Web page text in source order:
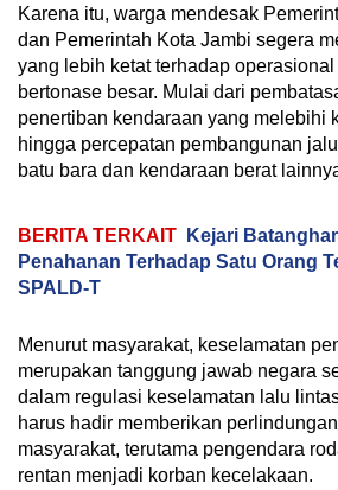
Karena itu, warga mendesak
dan Pemerintah Kota Jambi segera
yang lebih ketat terhadap
bertonase besar. Mulai dari
penertiban kendaraan yang melebihi
hingga percepatan pembangunan
batu bara dan kendaraan berat
BERITA TERKAIT
Kejari
Penahanan Terhadap Satu Orang
SPALD-T
Menurut masyarakat, keselamatan
merupakan tanggung jawab negara
dalam regulasi keselamatan lalu
harus hadir memberikan
masyarakat, terutama pengendara
rentan menjadi korban kecelakaan.